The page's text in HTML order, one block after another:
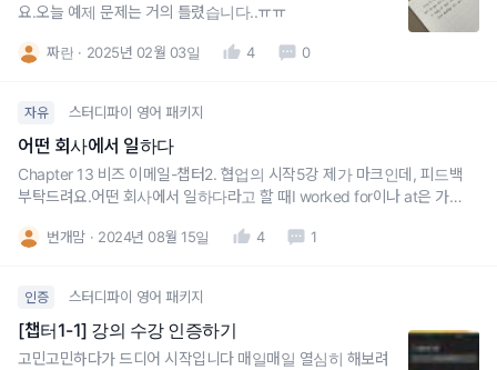
요.오늘 예제 문제는 거의 틀렸습니다..ㅠㅠ
짜란 2025년 02월 03일 4 0
자유 스터디파이 영어 패키지
어떤 회사에서 일하다
Chapter 13 비즈 이메일-챕터2. 협업의 시작5강 제가 마크인데, 피드백
부탁드려요.어떤 회사에서 일하다라고 할 때I worked for이나 at은 가능
g 1 team~~ 이라고 적혀있어요.어떤 표현이 맞나요?
번개맘 2024년 08월 15일 4 1
인증 스터디파이 영어 패키지
[챕터1-1] 강의 수강 인증하기
고민고민하다가 드디어 시작입니다 매일매일 열심히 해보려